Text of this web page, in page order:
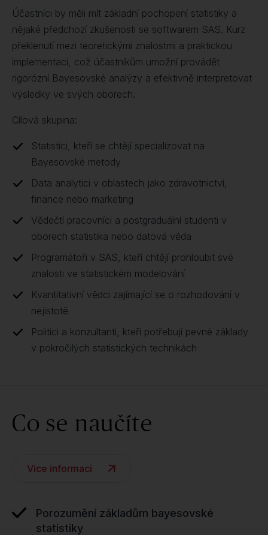
Účastníci by měli mít základní pochopení statistiky a
nějaké předchozí zkušenosti se softwarem SAS. Kurz
překlenutí mezi teoretickými znalostmi a praktickou
implementací, což účastníkům umožní provádět
rigorózní Bayesovské analýzy a efektivně interpretovat
výsledky ve svých oborech.
Cílová skupina:
Statistici, kteří se chtějí specializovat na
Bayesovské metody
Data analytici v oblastech jako zdravotnictví,
finance nebo marketing
Vědečtí pracovníci a postgraduální studenti v
oborech statistika nebo datová věda
Programátoři v SAS, kteří chtějí prohloubit své
znalosti ve statistickém modelování
Kvantitativní vědci zajímající se o rozhodování v
nejistotě
Politici a konzultanti, kteří potřebují pevné základy
v pokročilých statistických technikách
Co se naučíte
Více informací
Porozumění základům bayesovské
statistiky